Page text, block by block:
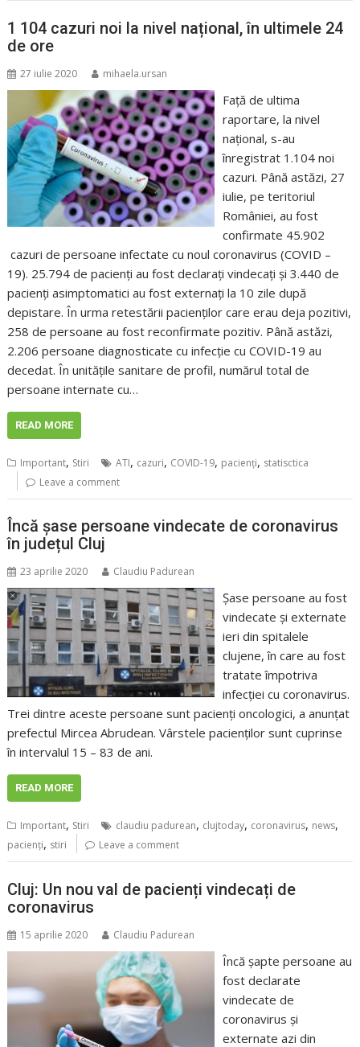
1 104 cazuri noi la nivel național, în ultimele 24
de ore
27 iulie 2020 mihaela.ursan
Față de ultima
raportare, la nivel
național, s-au
înregistrat 1.104 noi
cazuri. Până astăzi, 27
iulie, pe teritoriul
României, au fost
confirmate 45.902
cazuri de persoane infectate cu noul coronavirus (COVID –
19). 25.794 de pacienți au fost declarați vindecați și 3.440 de
pacienți asimptomatici au fost externați la 10 zile după
depistare. În urma retestării pacienților care erau deja pozitivi,
258 de persoane au fost reconfirmate pozitiv. Până astăzi,
2.206 persoane diagnosticate cu infecție cu COVID-19 au
decedat. În unitățile sanitare de profil, numărul total de
persoane internate cu…
READ MORE
Important, Stiri ATI, cazuri, COVID-19, pacienţi, statisctica
Leave a comment
Încă șase persoane vindecate de coronavirus
în județul Cluj
23 aprilie 2020 Claudiu Padurean
Șase persoane au fost
vindecate și externate
ieri din spitalele
clujene, în care au fost
tratate împotriva
infecției cu coronavirus.
Trei dintre aceste persoane sunt pacienți oncologici, a anunțat
prefectul Mircea Abrudean. Vârstele pacienților sunt cuprinse
în intervalul 15 – 83 de ani.
READ MORE
Important, Stiri claudiu padurean, clujtoday, coronavirus, news,
pacienţi, stiri Leave a comment
Cluj: Un nou val de pacienți vindecați de
coronavirus
15 aprilie 2020 Claudiu Padurean
Încă șapte persoane au
fost declarate
vindecate de
coronavirus și
externate azi din